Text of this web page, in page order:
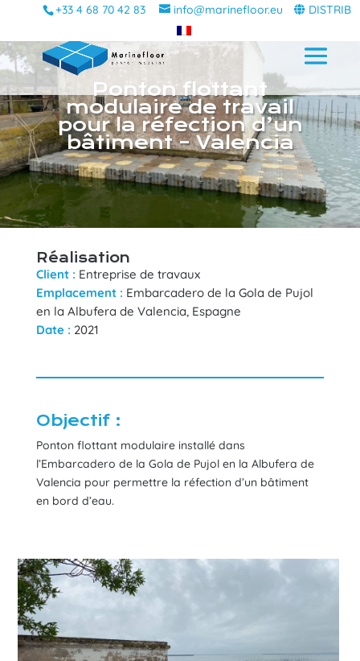
+33 4 68 70 42 83 info@marinefloor.eu DISTRIB
Ponton flottant
modulaire de travail
pour la réfection d’un
bâtiment – Valencia
Réalisation
Client : Entreprise de travaux
Emplacement : Embarcadero de la Gola de Pujol
en la Albufera de Valencia, Espagne
Date : 2021
Objectif :
Ponton flottant modulaire installé dans
l’Embarcadero de la Gola de Pujol en la Albufera de
Valencia pour permettre la réfection d’un bâtiment
en bord d’eau.